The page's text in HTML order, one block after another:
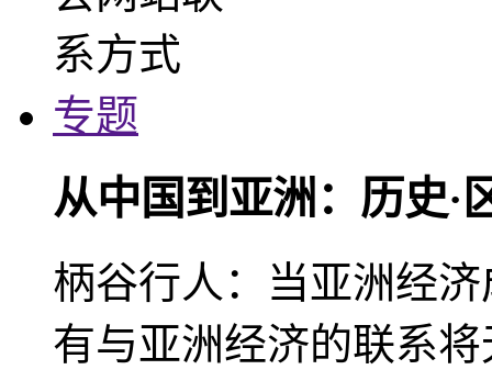
专题
从中国到亚洲：历史·
柄谷行人：当亚洲经
有与亚洲经济的联系